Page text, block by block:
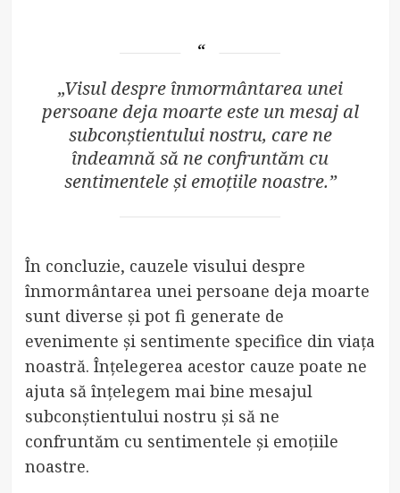
„Visul despre înmormântarea unei
persoane deja moarte este un mesaj al
subconștientului nostru, care ne
îndeamnă să ne confruntăm cu
sentimentele și emoțiile noastre.”
În concluzie, cauzele visului despre
înmormântarea unei persoane deja moarte
sunt diverse și pot fi generate de
evenimente și sentimente specifice din viața
noastră. Înțelegerea acestor cauze poate ne
ajuta să înțelegem mai bine mesajul
subconștientului nostru și să ne
confruntăm cu sentimentele și emoțiile
noastre.